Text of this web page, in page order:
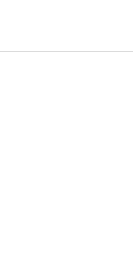
content